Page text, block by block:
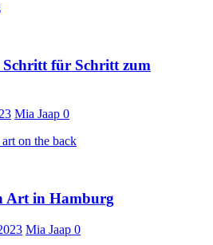
für Schritt zum
Mia Jaap 0
Art in Hamburg
Mia Jaap 0